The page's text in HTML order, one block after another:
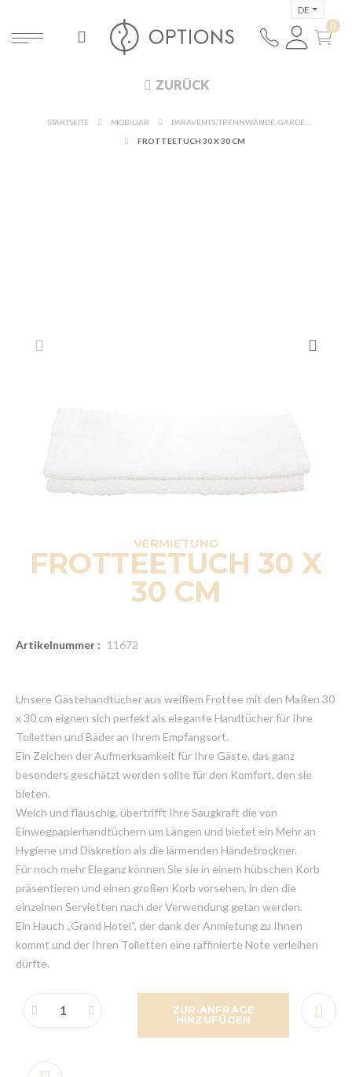
DE
ZURÜCK
STARTSEITE MOBILIAR
FROTTEETUCH 30 X 30 CM
VERMIETUNG
FROTTEETUCH 30 X
30 CM
Artikelnummer : 11672
Unsere Gästehandtücher aus weißem Frottee mit den Maßen 30
x 30 cm eignen sich perfekt als elegante Handtücher für Ihre
Toiletten und Bäder an Ihrem Empfangsort.
Ein Zeichen der Aufmerksamkeit für Ihre Gäste, das ganz
besonders geschätzt werden sollte für den Komfort, den sie
bieten.
Weich und flauschig, übertrifft Ihre Saugkraft die von
Einwegpapierhandtüchern um Längen und bietet ein Mehr an
Hygiene und Diskretion als die lärmenden Händetrockner.
Für noch mehr Eleganz können Sie sie in einem hübschen Korb
präsentieren und einen großen Korb vorsehen, in den die
einzelnen Servietten nach der Verwendung getan werden.
Ein Hauch „Grand Hotel“, der dank der Anmietung zu Ihnen
kommt und der Ihren Toiletten eine raffinierte Note verleihen
dürfte.
ZUR ANFRAGE
HINZUFÜGEN